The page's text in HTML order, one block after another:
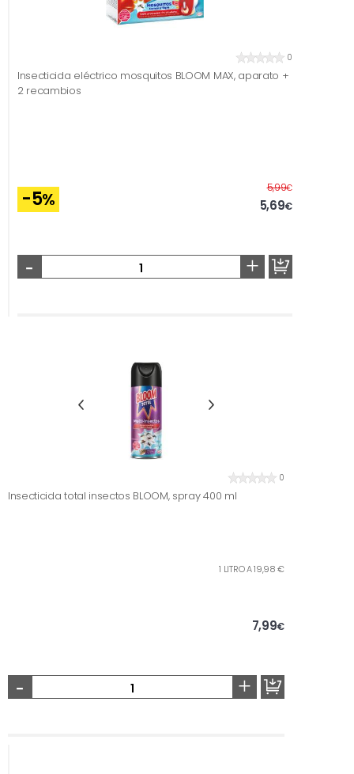
0
Insecticida eléctrico mosquitos BLOOM MAX, aparato +
2 recambios
-5%
5,99€Before
5,69€
- +
0
Insecticida total insectos BLOOM, spray 400 ml
1 LITRO A 19,98 €
7,99€
- +